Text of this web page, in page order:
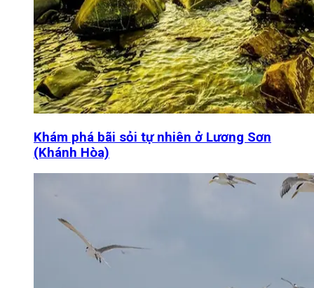
Khám phá bãi sỏi tự nhiên ở Lương Sơn
(Khánh Hòa)